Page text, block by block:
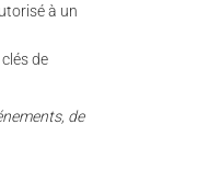
à un
de
de